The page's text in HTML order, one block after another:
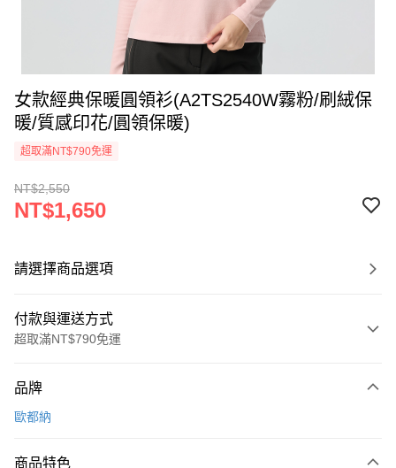
女款經典保暖圓領衫(A2TS2540W霧粉/刷絨保
暖/質感印花/圓領保暖)
超取滿NT$790免運
NT$2,550
NT$1,650
請選擇商品選項
付款與運送方式
超取滿NT$790免運
信用卡一次付款
3 期 0 利率 每期
品牌
歐都納
商品特色